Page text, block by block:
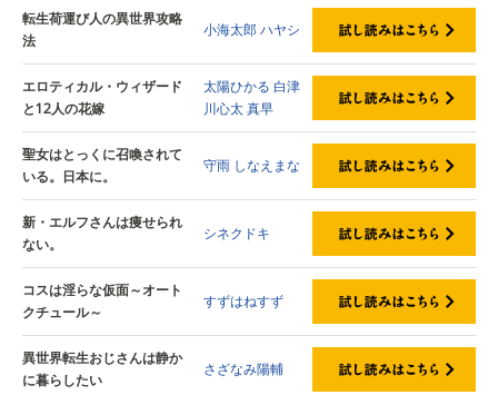
転生荷運び人の異世界攻略
法
小海太郎ハヤシ
エロティカル・ウィザード
と12人の花嫁
太陽ひかる 白津
川心太真早
聖女はとっくに召喚されて
いる。日本に。
守雨 しなえまな
新・エルフさんは痩せられ
ない。
シネクドキ
コスは淫らな仮面～オート
クチュール～
すずはねすず
異世界転生おじさんは静か
に暮らしたい
さざなみ陽輔